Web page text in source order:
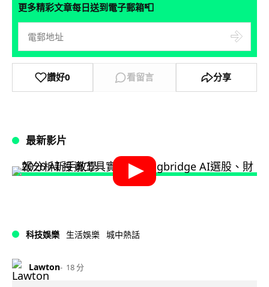
更多精彩文章每日送到電子郵箱📮
讚好0 看留言 分享
最新影片
科技娛樂 生活娛樂 城中熱話
Lawton 18 分